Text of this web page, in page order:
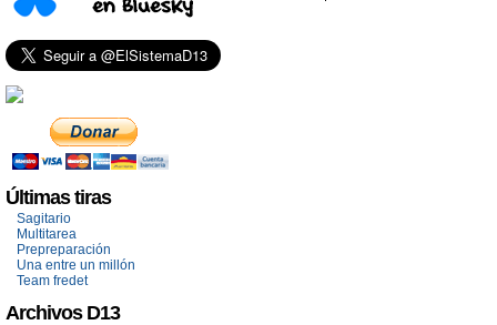
Últimas tiras
Sagitario
Multitarea
Prepreparación
Una entre un millón
Team fredet
Archivos D13